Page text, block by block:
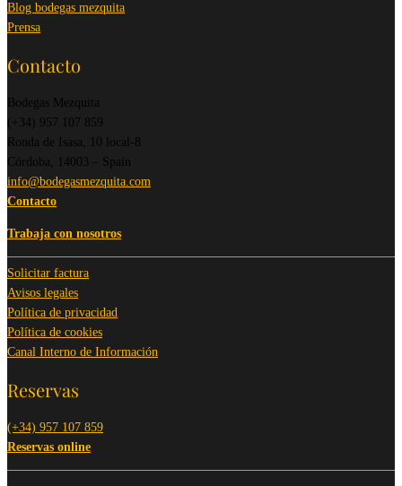
Blog bodegas mezquita
Prensa
Contacto
Bodegas Mezquita
(+34) 957 107 859
Ronda de Isasa, 10 local-8
Córdoba, 14003 – Spain
info@bodegasmezquita.com
Contacto
Trabaja con nosotros
Solicitar factura
Avisos legales
Política de privacidad
Política de cookies
Canal Interno de Información
Reservas
(+34) 957 107 859
Reservas online